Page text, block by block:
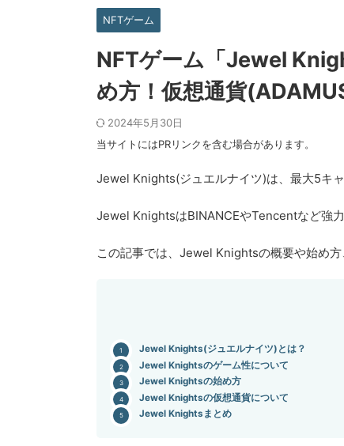
NFTゲーム
NFTゲーム「Jewel
め方！仮想通貨
2024年5月30日
当サイトにはPRリンクを含む場合があります。
Jewel Knights(ジュエルナイツ)は、最大5キャ
Jewel KnightsはBINANCEやTencentなど強
この記事では、Jewel Knightsの概要や始め方
Jewel Knights(ジュエルナイツ)とは？
Jewel Knightsのゲーム性について
Jewel Knightsの始め方
Jewel Knightsの仮想通貨について
Jewel Knightsまとめ